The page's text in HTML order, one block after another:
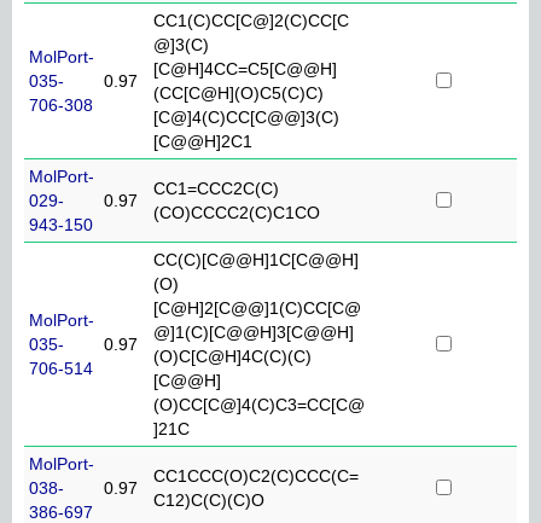
MolPort-
035-
706-308
0.97
CC1(C)CC[C@]2(C)CC[C
@]3(C)
[C@H]4CC=C5[C@@H]
(CC[C@H](O)C5(C)C)
[C@]4(C)CC[C@@]3(C)
[C@@H]2C1
MolPort-
029-
943-150
0.97
CC1=CCC2C(C)
(CO)CCCC2(C)C1CO
MolPort-
035-
706-514
0.97
CC(C)[C@@H]1C[C@@H]
(O)
[C@H]2[C@@]1(C)CC[C@
@]1(C)[C@@H]3[C@@H]
(O)C[C@H]4C(C)(C)
[C@@H]
(O)CC[C@]4(C)C3=CC[C@
]21C
MolPort-
038-
386-697
0.97
CC1CCC(O)C2(C)CCC(C=
C12)C(C)(C)O